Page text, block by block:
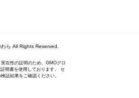
ら All Rights Reserved.
在性の証明のため、GMOグロ
明書を使用しております。 セ
証結果をご確認ください。